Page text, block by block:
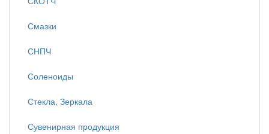
Смазки
СНПЧ
Соленоиды
Стекла, Зеркала
Сувенирная продукция